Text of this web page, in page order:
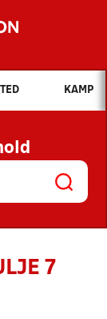
du søge efter?
NYHEDER
OG
KAMP
7